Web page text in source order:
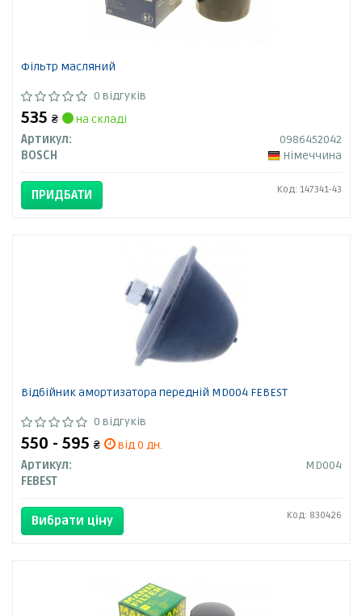
Фільтр масляний
0 відгуків
535 ₴
на складі
Артикул:
0986452042
BOSCH
Німеччина
ПРИДБАТИ Код: 147341-43
Відбійник амортизатора передній MD004 FEBEST
0 відгуків
550 - 595 ₴
від 0 дн.
Артикул:
MD004
FEBEST
Вибрати ціну Код: 830426